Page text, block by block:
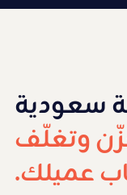
سعودية
وتغلّف
عميلك.